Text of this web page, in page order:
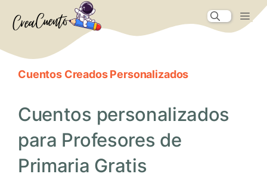
Cuentos Creados Personalizados
Cuentos personalizados
para Profesores de
Primaria Gratis